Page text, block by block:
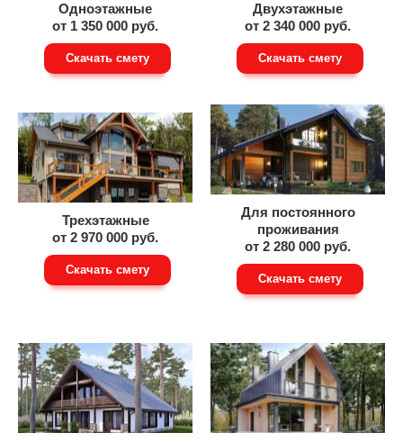
Одноэтажные
от 1 350 000 руб.
Скачать смету
Двухэтажные
от 2 340 000 руб.
Скачать смету
Трехэтажные
от 2 970 000 руб.
Скачать смету
Для постоянного
проживания
от 2 280 000 руб.
Скачать смету